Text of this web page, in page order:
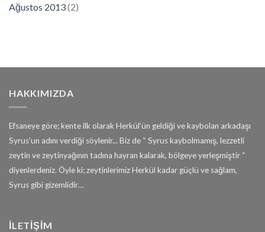
Ağustos 2013(2)
HAKKIMIZDA
Efsaneye göre; kente ilk olarak Herkül’ün geldiği ve kaybolan arkadaşı
Syrus’un adını verdiği söylenir... Biz de “ Syrus kaybolmamış, lezzetli
zeytin ve zeytinyağının tadına hayran kalarak, bölgeye yerleşmiştir “
diyenlerdeniz. Öyle ki; zeytinlerimiz Herkül kadar güçlü ve sağlam,
Syrus gibi gizemlidir…
İLETİŞİM